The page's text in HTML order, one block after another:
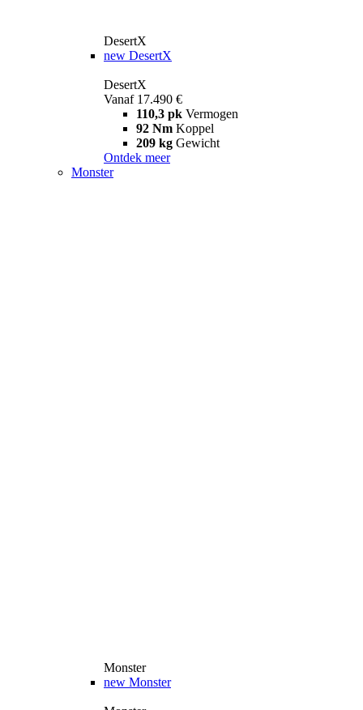
DesertX
new DesertX
DesertX
Vanaf 17.490 €
110,3 pk Vermogen
92 Nm Koppel
209 kg Gewicht
Ontdek meer
Monster
Monster
new Monster